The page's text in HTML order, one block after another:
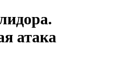
атака